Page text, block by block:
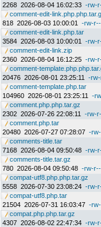
2268 2026-08-04 16:02:33 -rw-
comment-edit-
818 2026-08-03 10:00:01 -rw-
comment-edit-link.php.tar
3584 2026-08-03 10:00:01 -rw-
comment-edit-link.zip
2360 2026-08-04 16:12:25 -rw-
comment-
20476 2026-08-01 23:25:11 -
comment-template.php.tar
104960 2026-08-01 23:25:11 -
comment.php.php.tar.gz
2302 2026-07-26 22:08:11 -rw-
comment.php.tar
20480 2026-07-27 07:28:07 -
comments-title.tar
7168 2026-08-04 09:50:48 -rw-
comments-title.tar.gz
780 2026-08-04 09:50:48 -rw-
compat-utf8.php.php.tar.gz
5558 2026-07-30 23:08:24 -rw-
compat-utf8.php.tar
21504 2026-07-31 16:03:47 -
compat.php.php.tar.gz
4307 2026-08-02 22:47:34 -rw-